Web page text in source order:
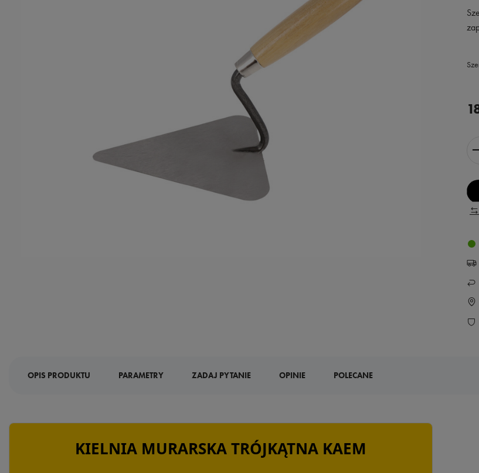
OPIS PRODUKTU PARAMETRY ZADAJ PYTANIE OPINIE POLECANE
KIELNIA MURARSKA TRÓJKĄTNA KAEM